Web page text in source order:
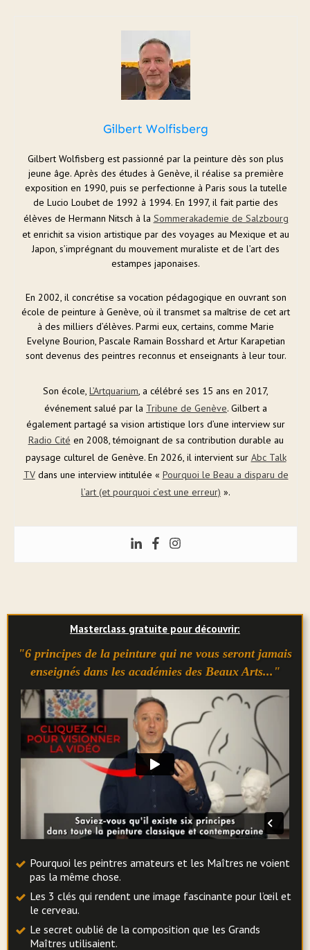
Gilbert Wolfisberg
Gilbert Wolfisberg est passionné par la peinture dès son plus
jeune âge. Après des études à Genève, il réalise sa première
exposition en 1990, puis se perfectionne à Paris sous la tutelle
de Lucio Loubet de 1992 à 1994. En 1997, il fait partie des
élèves de Hermann Nitsch à la Sommerakademie de Salzbourg
et enrichit sa vision artistique par des voyages au Mexique et au
Japon, s’imprégnant du mouvement muraliste et de l’art des
estampes japonaises.
En 2002, il concrétise sa vocation pédagogique en ouvrant son
école de peinture à Genève, où il transmet sa maîtrise de cet art
à des milliers d’élèves. Parmi eux, certains, comme Marie
Evelyne Bourion, Pascale Ramain Bosshard et Artur Karapetian
sont devenus des peintres reconnus et enseignants à leur tour.
Son école, L’Artquarium, a célébré ses 15 ans en 2017,
événement salué par la Tribune de Genève. Gilbert a
également partagé sa vision artistique lors d’une interview sur
Radio Cité en 2008, témoignant de sa contribution durable au
paysage culturel de Genève. En 2026, il intervient sur Abc Talk
TVdans une interview intitulée « Pourquoi le Beau a disparu de
l’art (et pourquoi c’est une erreur) ».
Masterclass gratuite pour découvrir:
"6 principes de la peinture qui ne vous seront jamais
enseignés dans les académies des Beaux Arts..."
Pourquoi les peintres amateurs et les Maîtres ne voient
pas la même chose.
Les 3 clés qui rendent une image fascinante pour l’œil et
le cerveau.
Le secret oublié de la composition que les Grands
Maîtres utilisaient.